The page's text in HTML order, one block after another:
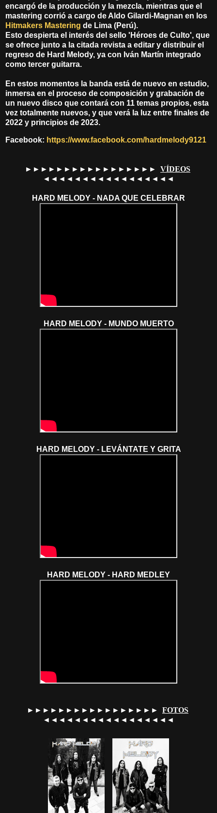
encargó de la producción y la mezcla, mientras que el
mastering corrió a cargo de Aldo Gilardi-Magnan en los
Hitmakers Mastering de Lima (Perú).
Esto despierta el interés del sello 'Héroes de Culto', que
se ofrece junto a la citada revista a editar y distribuir el
regreso de Hard Melody, ya con Iván Martín integrado
como tercer guitarra.
En estos momentos la banda está de nuevo en estudio,
inmersa en el proceso de composición y grabación de
un nuevo disco que contará con 11 temas propios, esta
vez totalmente nuevos, y que verá la luz entre finales de
2022 y principios de 2023.
Facebook: https://www.facebook.com/hardmelody9121
►►►►►►►►►►►►►►►►► VÍDEOS
◄◄◄◄◄◄◄◄◄◄◄◄◄◄◄◄◄
HARD MELODY - NADA QUE CELEBRAR
HARD MELODY - MUNDO MUERTO
HARD MELODY - LEVÁNTATE Y GRITA
HARD MELODY - HARD MEDLEY
►►►►►►►►►►►►►►►►► FOTOS
◄◄◄◄◄◄◄◄◄◄◄◄◄◄◄◄◄